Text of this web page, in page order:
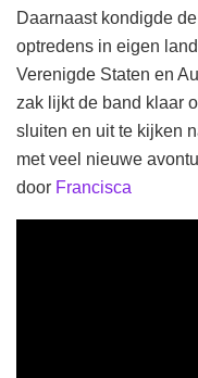
Daarnaast kondigde
optredens in eigen
Verenigde Staten en
zak lijkt de band klaar
sluiten en uit te kijken
met veel nieuwe
door Francisca